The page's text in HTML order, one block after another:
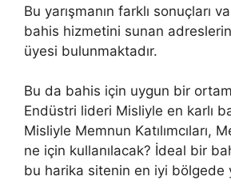
Bu yarışmanın farklı sonuçları
bahis hizmetini sunan
üyesi bulunmaktadır.
Bu da bahis için uygun bir
Endüstri lideri Misliyle en karlı
Misliyle Memnun Katılımcıları,
ne için kullanılacak? İdeal bir
bu harika sitenin en iyi bölgede